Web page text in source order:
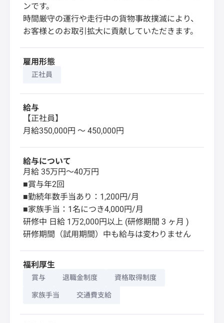
ンです。
時間厳守の運行や走行中の貨物事故撲滅により、
お客様とのお取引拡大に貢献していただきます。
雇用形態
正社員
給与
【正社員】
月給350,000円 〜 450,000円
給与について
月給 35万円～40万円
■賞与年2回
■勤続年数手当あり：1,200円/月
■家族手当：1名につき4,000円/月
研修中 日給 1万2,000円以上 (研修期間 3 ヶ月 )
研修期間（試用期間）中も給与は変わりません
福利厚生
賞与 退職金制度 資格取得制度
家族手当 交通費支給